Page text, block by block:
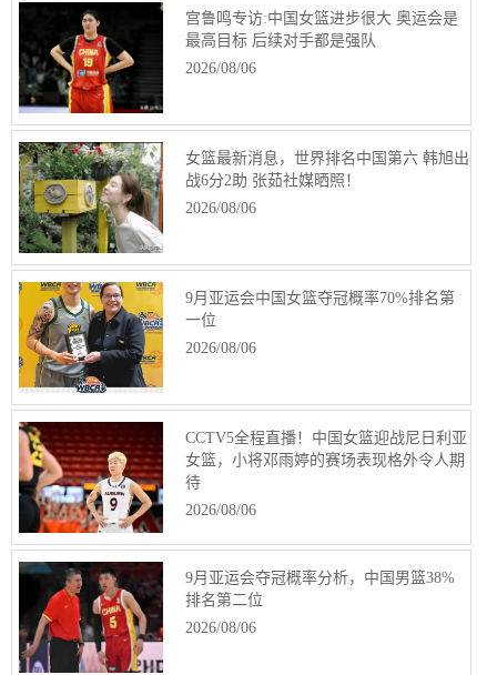
宫鲁鸣专访:中国女篮进步很大 奥运会是
最高目标 后续对手都是强队
2026/08/06
女篮最新消息，世界排名中国第六 韩旭出
战6分2助 张茹社媒晒照！
2026/08/06
9月亚运会中国女篮夺冠概率70%排名第
一位
2026/08/06
CCTV5全程直播！中国女篮迎战尼日利亚
女篮，小将邓雨婷的赛场表现格外令人期
待
2026/08/06
9月亚运会夺冠概率分析，中国男篮38%
排名第二位
2026/08/06